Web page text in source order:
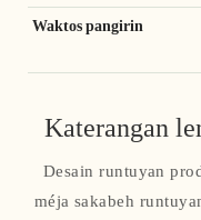
Waktos pangirin
Katerangan
Desain runtuyan
méja sakabeh